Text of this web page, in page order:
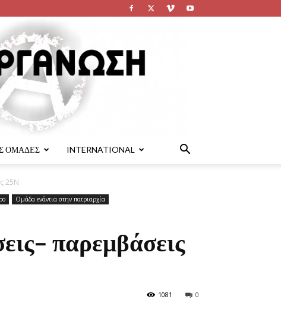
ΟΜΑΔΕΣ INTERNATIONAL
25Ν
Ομάδα ενάντια στην πατριαρχία
παρεμβάσεις
0
1081